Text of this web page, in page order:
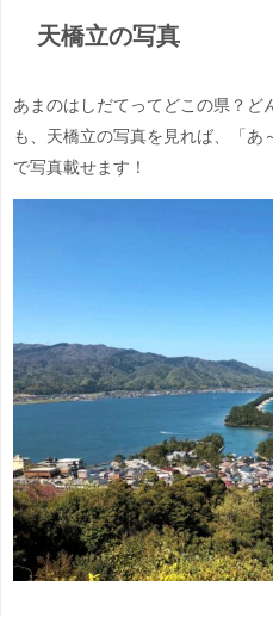
天橋立の写真
あまのはしだてってどこの県？ど
も、天橋立の写真を見れば、「
で写真載せます！